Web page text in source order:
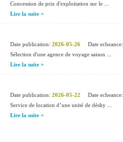
Concession de prix d'exploitation sur le ...
Lire la suite +
Date publication: 2026-05-26 Date echeance:
Sélection d'une agence de voyage saison ...
Lire la suite +
Date publication: 2026-05-22 Date echeance:
Service de location d’une unité de déshy ...
Lire la suite +